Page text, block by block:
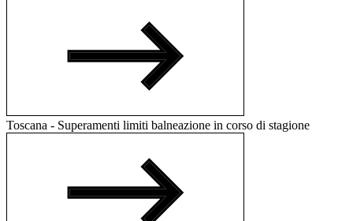
Toscana - Superamenti limiti balneazione in corso di stagione